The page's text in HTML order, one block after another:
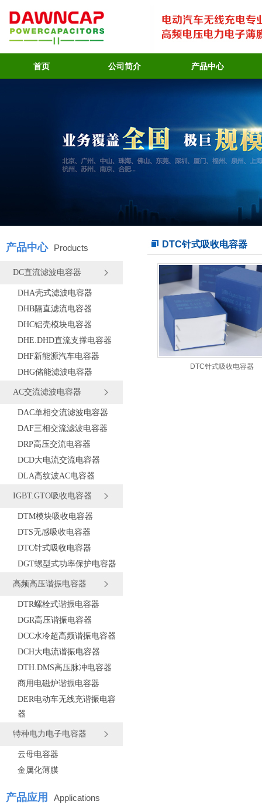
首页 公司简介 产品中心
产品中心 Products
DC直流滤波电容器
DHA壳式滤波电容器
DHB隔直滤流电容器
DHC铝壳模块电容器
DHE.DHD直流支撑电容器
DHF新能源汽车电容器
DHG储能滤波电容器
AC交流滤波电容器
DAC单相交流滤波电容器
DAF三相交流滤波电容器
DRP高压交流电容器
DCD大电流交流电容器
DLA高纹波AC电容器
IGBT.GTO吸收电容器
DTM模块吸收电容器
DTS无感吸收电容器
DTC针式吸收电容器
DGT螺型式功率保护电容器
高频高压谐振电容器
DTR螺栓式谐振电容器
DGR高压谐振电容器
DCC水冷超高频谐振电容器
DCH大电流谐振电容器
DTH.DMS高压脉冲电容器
商用电磁炉谐振电容器
DER电动车无线充谐振电容
器
特种电力电子电容器
云母电容器
金属化薄膜
产品应用 Applications
DTC针式吸收电容器
DTC针式吸收电容器